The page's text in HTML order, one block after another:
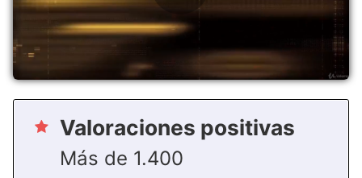
Valoraciones positivas
Más de 1.400